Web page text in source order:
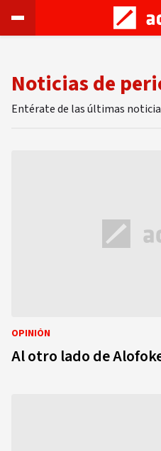
Noticias de
Entérate de las últimas
OPINIÓN
Al otro lado de